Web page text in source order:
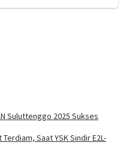
Suluttenggo 2025 Sukses
Saat YSK Sindir E2L-